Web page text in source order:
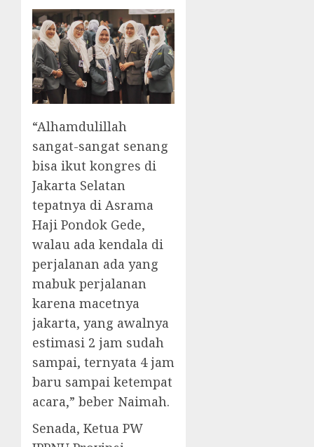
“Alhamdulillah
sangat-sangat senang
bisa ikut kongres di
Jakarta Selatan
tepatnya di Asrama
Haji Pondok Gede,
walau ada kendala di
perjalanan ada yang
mabuk perjalanan
karena macetnya
jakarta, yang awalnya
estimasi 2 jam sudah
sampai, ternyata 4 jam
baru sampai ketempat
acara,” beber Naimah.
Senada, Ketua PW